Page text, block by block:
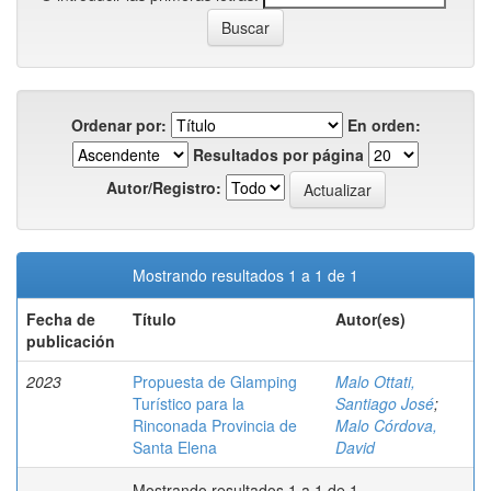
Ordenar por:
En orden:
Resultados por página
Autor/Registro:
Mostrando resultados 1 a 1 de 1
Fecha de
publicación
Título Autor(es)
2023
Propuesta de Glamping
Turístico para la
Rinconada Provincia de
Santa Elena
Malo Ottati,
Santiago José;
Malo Córdova,
David